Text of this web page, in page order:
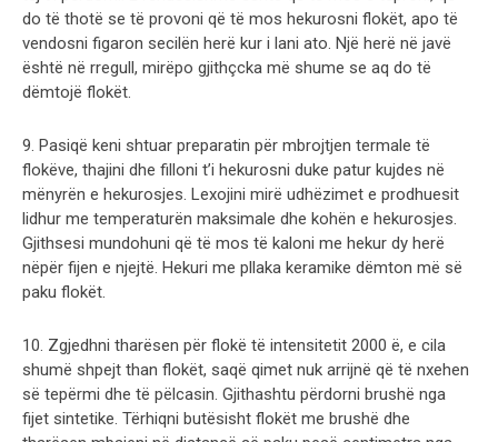
do të thotë se të provoni që të mos hekurosni flokët, apo të
vendosni figaron secilën herë kur i lani ato. Një herë në javë
është në rregull, mirëpo gjithçcka më shume se aq do të
dëmtojë flokët.
9. Pasiqë keni shtuar preparatin për mbrojtjen termale të
flokëve, thajini dhe filloni t’i hekurosni duke patur kujdes në
mënyrën e hekurosjes. Lexojini mirë udhëzimet e prodhuesit
lidhur me temperaturën maksimale dhe kohën e hekurosjes.
Gjithsesi mundohuni që të mos të kaloni me hekur dy herë
nëpër fijen e njejtë. Hekuri me pllaka keramike dëmton më së
paku flokët.
10. Zgjedhni tharësen për flokë të intensitetit 2000 ë, e cila
shumë shpejt than flokët, saqë qimet nuk arrijnë që të nxehen
së tepërmi dhe të pëlcasin. Gjithashtu përdorni brushë nga
fijet sintetike. Tërhiqni butësisht flokët me brushë dhe